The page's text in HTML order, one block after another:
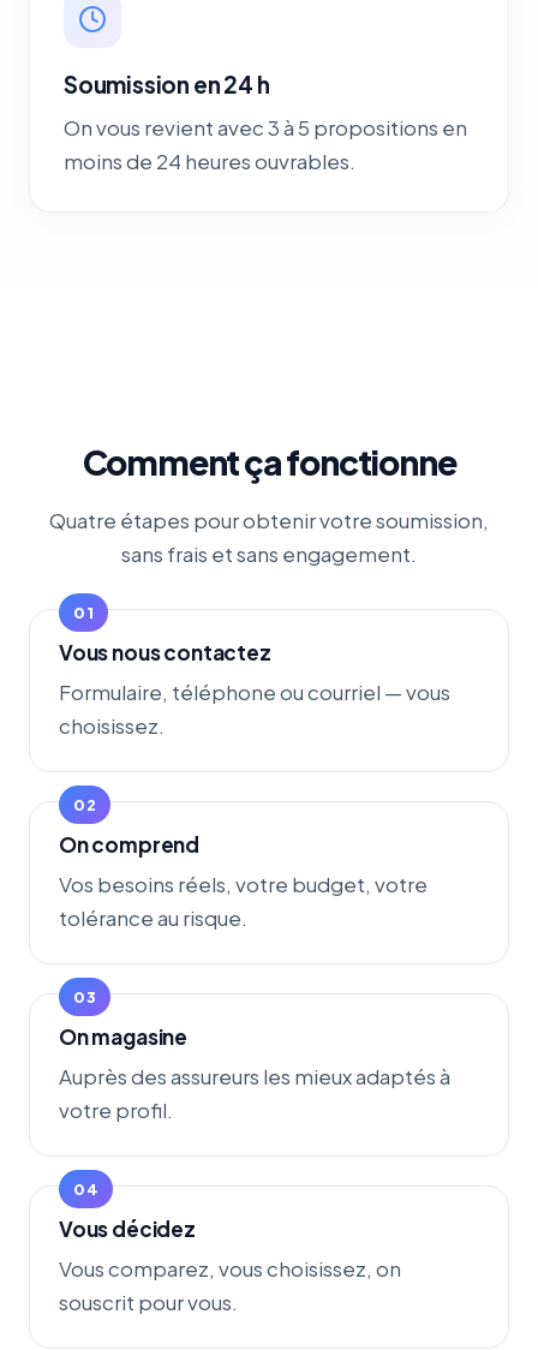
Soumission en 24 h
On vous revient avec 3 à 5 propositions en
moins de 24 heures ouvrables.
Comment ça fonctionne
Quatre étapes pour obtenir votre soumission,
sans frais et sans engagement.
Vous nous contactez
Formulaire, téléphone ou courriel — vous
choisissez.
On comprend
Vos besoins réels, votre budget, votre
tolérance au risque.
On magasine
Auprès des assureurs les mieux adaptés à
votre profil.
Vous décidez
Vous comparez, vous choisissez, on
souscrit pour vous.